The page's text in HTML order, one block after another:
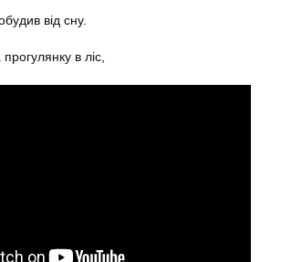
від сну.
в ліс,